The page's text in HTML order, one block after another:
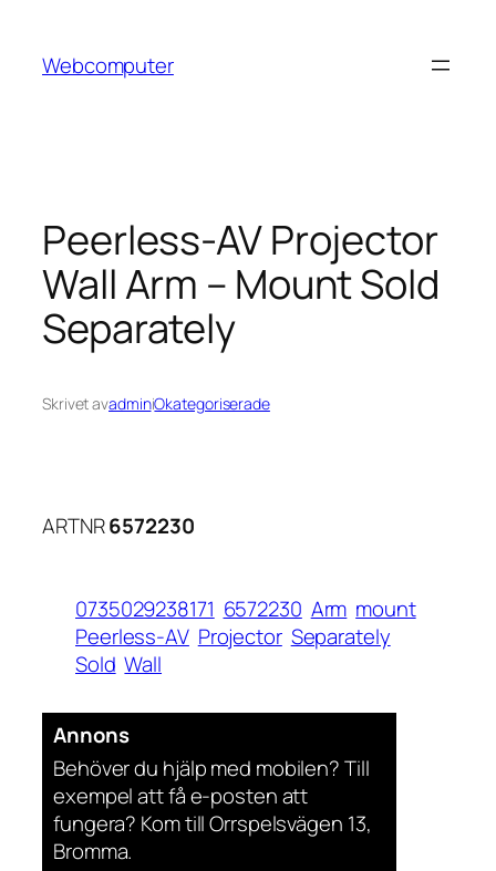
innehåll
Webcomputer
Peerless-AV Projector
Wall Arm – Mount Sold
Separately
Skrivet avadminiOkategoriserade
ARTNR6572230
0735029238171 6572230 Arm mount
Peerless-AV Projector Separately
Sold Wall
Annons
Behöver du hjälp med mobilen? Till
exempel att få e-posten att
fungera? Kom till Orrspelsvägen 13,
Bromma.